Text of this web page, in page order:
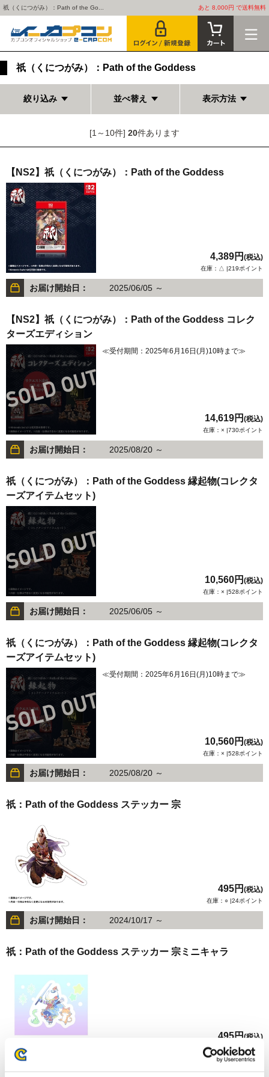
祇（くにつがみ）：Path of the Go... あと 8,000円 で送料無料
祇（くにつがみ）：Path of the Goddess
絞り込み 並べ替え 表示方法
[1～10件] 20件あります
【NS2】祇（くにつがみ）：Path of the Goddess
4,389円 (税込)
在庫：△ |219ポイント
お届け開始日： 2025/06/05 ～
【NS2】祇（くにつがみ）：Path of the Goddess コレク
ターズエディション
≪受付期間：2025年6月16日(月)10時まで≫
14,619円 (税込)
在庫：× |730ポイント
お届け開始日： 2025/08/20 ～
祇（くにつがみ）：Path of the Goddess 縁起物(コレクタ
ーズアイテムセット)
10,560円 (税込)
在庫：× |528ポイント
お届け開始日： 2025/06/05 ～
祇（くにつがみ）：Path of the Goddess 縁起物(コレクタ
ーズアイテムセット)
≪受付期間：2025年6月16日(月)10時まで≫
10,560円 (税込)
在庫：× |528ポイント
お届け開始日： 2025/08/20 ～
祇：Path of the Goddess ステッカー 宗
495円 (税込)
在庫：○ |24ポイント
お届け開始日： 2024/10/17 ～
祇：Path of the Goddess ステッカー 宗ミニキャラ
495円(税込)
在庫：○ |24ポイント